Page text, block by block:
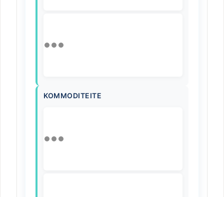
KOMMODITEITE